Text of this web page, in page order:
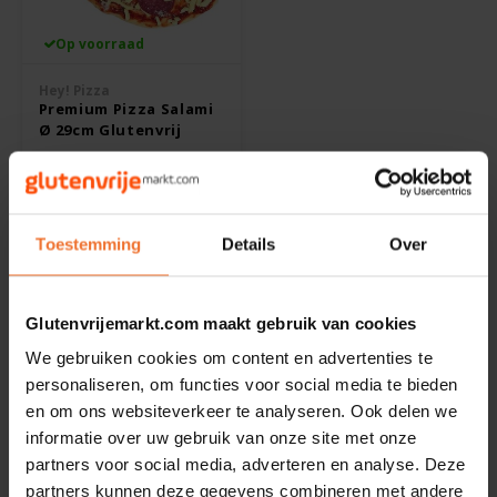
Toestemming Details Over
Glutenvrijemarkt.com maakt gebruik van cookies
We gebruiken cookies om content en advertenties te
personaliseren, om functies voor social media te bieden
en om ons websiteverkeer te analyseren. Ook delen we
informatie over uw gebruik van onze site met onze
partners voor social media, adverteren en analyse. Deze
partners kunnen deze gegevens combineren met andere
Schär
Schnitzer
Semper
Sublimix
Swiet Moffo
Tasty Me
Op voorraad
Premium Pizza Salami
Ø 29cm Glutenvrij
475 gram
Toon: 24
Hey! Pizza
Hey! Pizza is de makkelijke manier om snel een glutenvrije
pizzamaaltijd op tafel te zetten zonder gedoe. In deze categorie
vind je glutenvrije pizza’s met een vertrouwde smaak en een fijne